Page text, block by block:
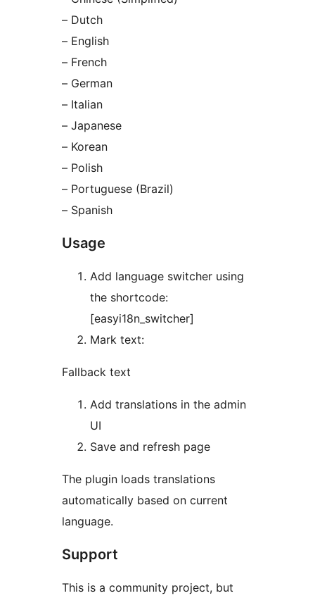
– Dutch
– English
– French
– German
– Italian
– Japanese
– Korean
– Polish
– Portuguese (Brazil)
– Spanish
Usage
Add language switcher using
the shortcode:
[easyi18n_switcher]
Mark text:
Fallback text
Add translations in the admin
UI
Save and refresh page
The plugin loads translations
automatically based on current
language.
Support
This is a community project, but